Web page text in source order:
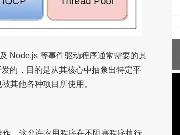
Node.js 等事件驱动程序通常需要的其
的，目的是从其核心中抽象出特定平
其他各种项目所使用。
。这允许应用程序在不阻塞程序执行